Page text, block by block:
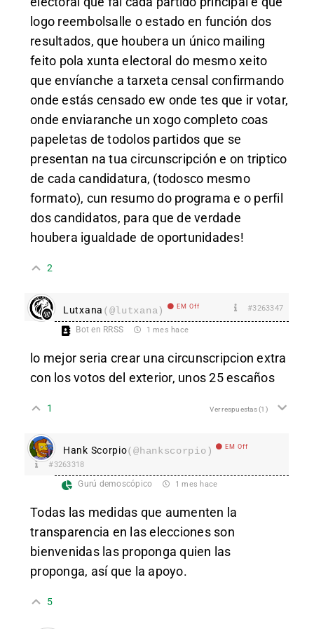
logo reembolsalle o estado en función dos
resultados, que houbera un único mailing
feito pola xunta electoral do mesmo xeito
que envíanche a tarxeta censal confirmando
onde estás censado ew onde tes que ir votar,
onde enviaranche un xogo completo coas
papeletas de todolos partidos que se
presentan na tua circunscripción e on triptico
de cada candidatura, (todosco mesmo
formato), cun resumo do programa e o perfil
dos candidatos, para que de verdade
houbera igualdade de oportunidades!
2
Lutxana (@lutxana) EM Off #3263347
Bot en RRSS 1 mes hace
lo mejor seria crear una circunscripcion extra
con los votos del exterior, unos 25 escaños
1 Ver respuestas(1)
Hank Scorpio(@hankscorpio) EM Off
#3263318
Gurú demoscópico 1 mes hace
Todas las medidas que aumenten la
transparencia en las elecciones son
bienvenidas las proponga quien las
proponga, así que la apoyo.
5